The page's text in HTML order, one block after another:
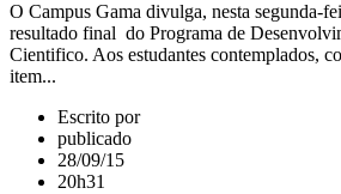
O Campus Gama divulga, nesta segunda-
resultado final do Programa de
Cientifico. Aos estudantes contemplados,
item...
Escrito por
publicado
28/09/15
20h31